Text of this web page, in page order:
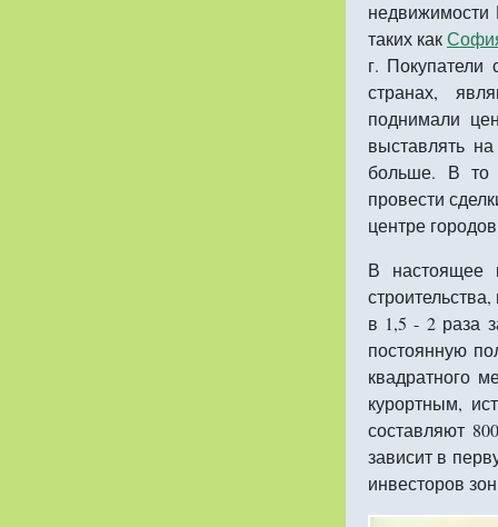
таких как
г. Покупатели
странах,
поднимали
выставлять
больше. В то
провести
центре
В
в 1,5 - 2 раза
постоянную
квадратного
курортным,
составляют
зависит в
инвесторов